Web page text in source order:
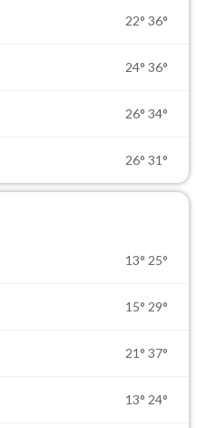
22° 36°
24° 36°
26° 34°
26° 31°
13° 25°
15° 29°
21° 37°
13° 24°